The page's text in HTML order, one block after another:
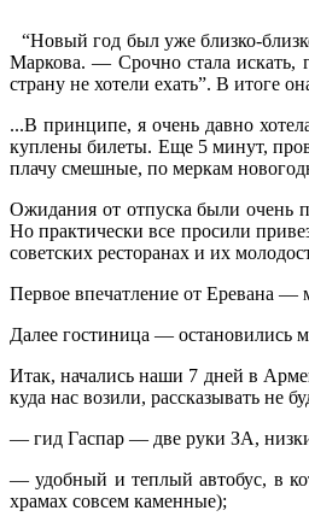
“Новый год был уже близко-
Маркова. — Срочно стала искать,
страну не хотели ехать”. В итоге
...В принципе, я очень давно
куплены билеты. Еще 5 минут,
плачу смешные, по меркам
Ожидания от отпуска были очень
Но практически все просили
советских ресторанах и их
Первое впечатление от Еревана —
Далее гостиница — остановились
Итак, начались наши 7 дней в
куда нас возили, рассказывать не
— гид Гаспар — две руки ЗА,
— удобный и теплый автобус, в
храмах совсем каменные);